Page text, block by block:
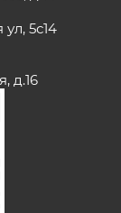
5с14
д.16